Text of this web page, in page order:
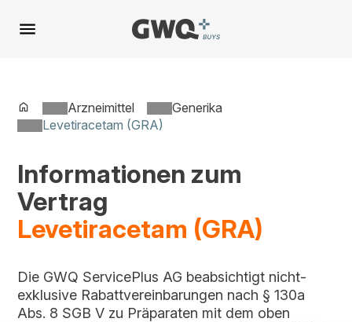
Spring
zu
Arzneimittel
Generika
Levetiracetam (GRA)
Informationen zum
Vertrag
Levetiracetam (GRA)
Die GWQ ServicePlus AG beabsichtigt nicht-
exklusive Rabattvereinbarungen nach § 130a
Abs. 8 SGB V zu Präparaten mit dem oben